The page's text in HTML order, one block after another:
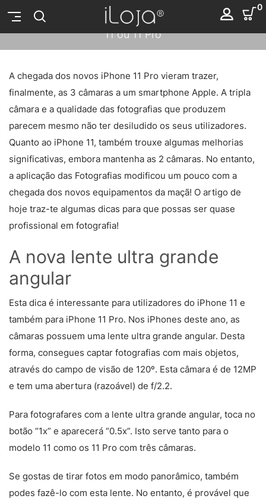
0
Torna-te um profissional em fotografia com o iPhone
11 ou 11 Pro
A chegada dos novos iPhone 11 Pro vieram trazer,
finalmente, as 3 câmaras a um smartphone Apple. A tripla
câmara e a qualidade das fotografias que produzem
parecem mesmo não ter desiludido os seus utilizadores.
Quanto ao iPhone 11, também trouxe algumas melhorias
significativas, embora mantenha as 2 câmaras. No entanto,
a aplicação das Fotografias modificou um pouco com a
chegada dos novos equipamentos da maçã! O artigo de
hoje traz-te algumas dicas para que possas ser quase
profissional em fotografia!
A nova lente ultra grande
angular
Esta dica é interessante para utilizadores do iPhone 11 e
também para iPhone 11 Pro. Nos iPhones deste ano, as
câmaras possuem uma lente ultra grande angular. Desta
forma, consegues captar fotografias com mais objetos,
através do campo de visão de 120º. Esta câmara é de 12MP
e tem uma abertura (razoável) de f/2.2.
Para fotografares com a lente ultra grande angular, toca no
botão “1x” e aparecerá “0.5x”. Isto serve tanto para o
modelo 11 como os 11 Pro com três câmaras.
Se gostas de tirar fotos em modo panorâmico, também
podes fazê-lo com esta lente. No entanto, é provável que